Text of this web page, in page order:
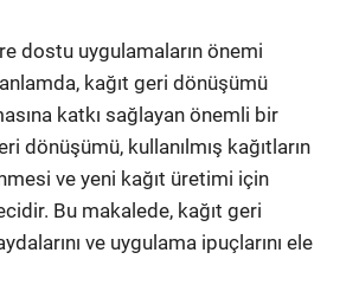
dostu uygulamaların önemi
kağıt geri dönüşümü
katkı sağlayan önemli bir
dönüşümü, kullanılmış kağıtların
ve yeni kağıt üretimi için
Bu makalede, kağıt geri
ve uygulama ipuçlarını ele